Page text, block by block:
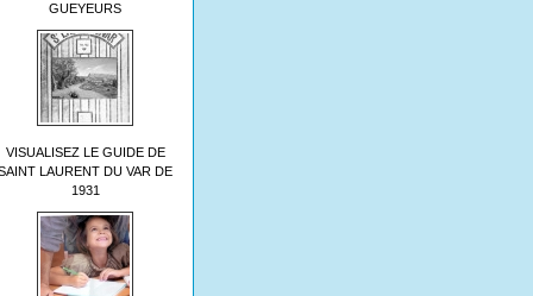
GUEYEURS
VISUALISEZ LE GUIDE DE
LAURENT DU VAR DE
1931